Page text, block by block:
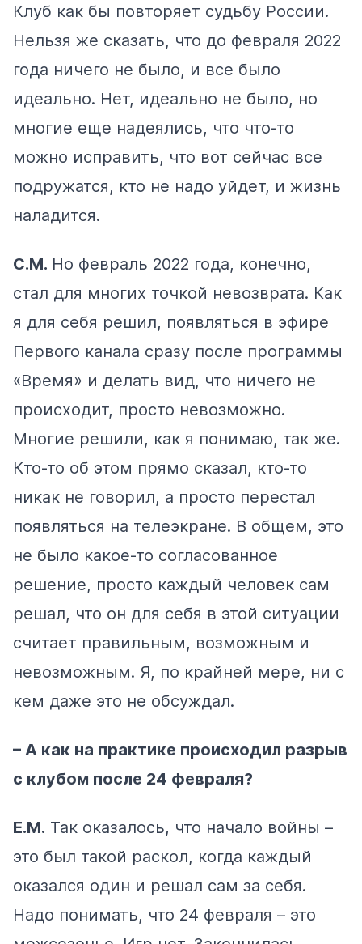
Клуб как бы повторяет судьбу России.
Нельзя же сказать, что до февраля 2022
года ничего не было, и все было
идеально. Нет, идеально не было, но
многие еще надеялись, что что-то
можно исправить, что вот сейчас все
подружатся, кто не надо уйдет, и жизнь
наладится.
С.М. Но февраль 2022 года, конечно,
стал для многих точкой невозврата. Как
я для себя решил, появляться в эфире
Первого канала сразу после программы
«Время» и делать вид, что ничего не
происходит, просто невозможно.
Многие решили, как я понимаю, так же.
Кто-то об этом прямо сказал, кто-то
никак не говорил, а просто перестал
появляться на телеэкране. В общем, это
не было какое-то согласованное
решение, просто каждый человек сам
решал, что он для себя в этой ситуации
считает правильным, возможным и
невозможным. Я, по крайней мере, ни с
кем даже это не обсуждал.
– А как на практике происходил разрыв
с клубом после 24 февраля?
Е.М. Так оказалось, что начало войны –
это был такой раскол, когда каждый
оказался один и решал сам за себя.
Надо понимать, что 24 февраля – это